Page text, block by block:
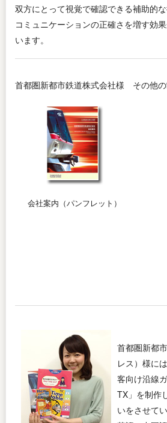
双方にとって視覚で確認できる補助的な
コミュニケーションの正確さを増す効
います。
首都圏新都市鉄道株式会社様 その他
会社案内（パンフレット）
首都圏新都
レス）様に
客向け沿線
TX」を制作
いをさせて